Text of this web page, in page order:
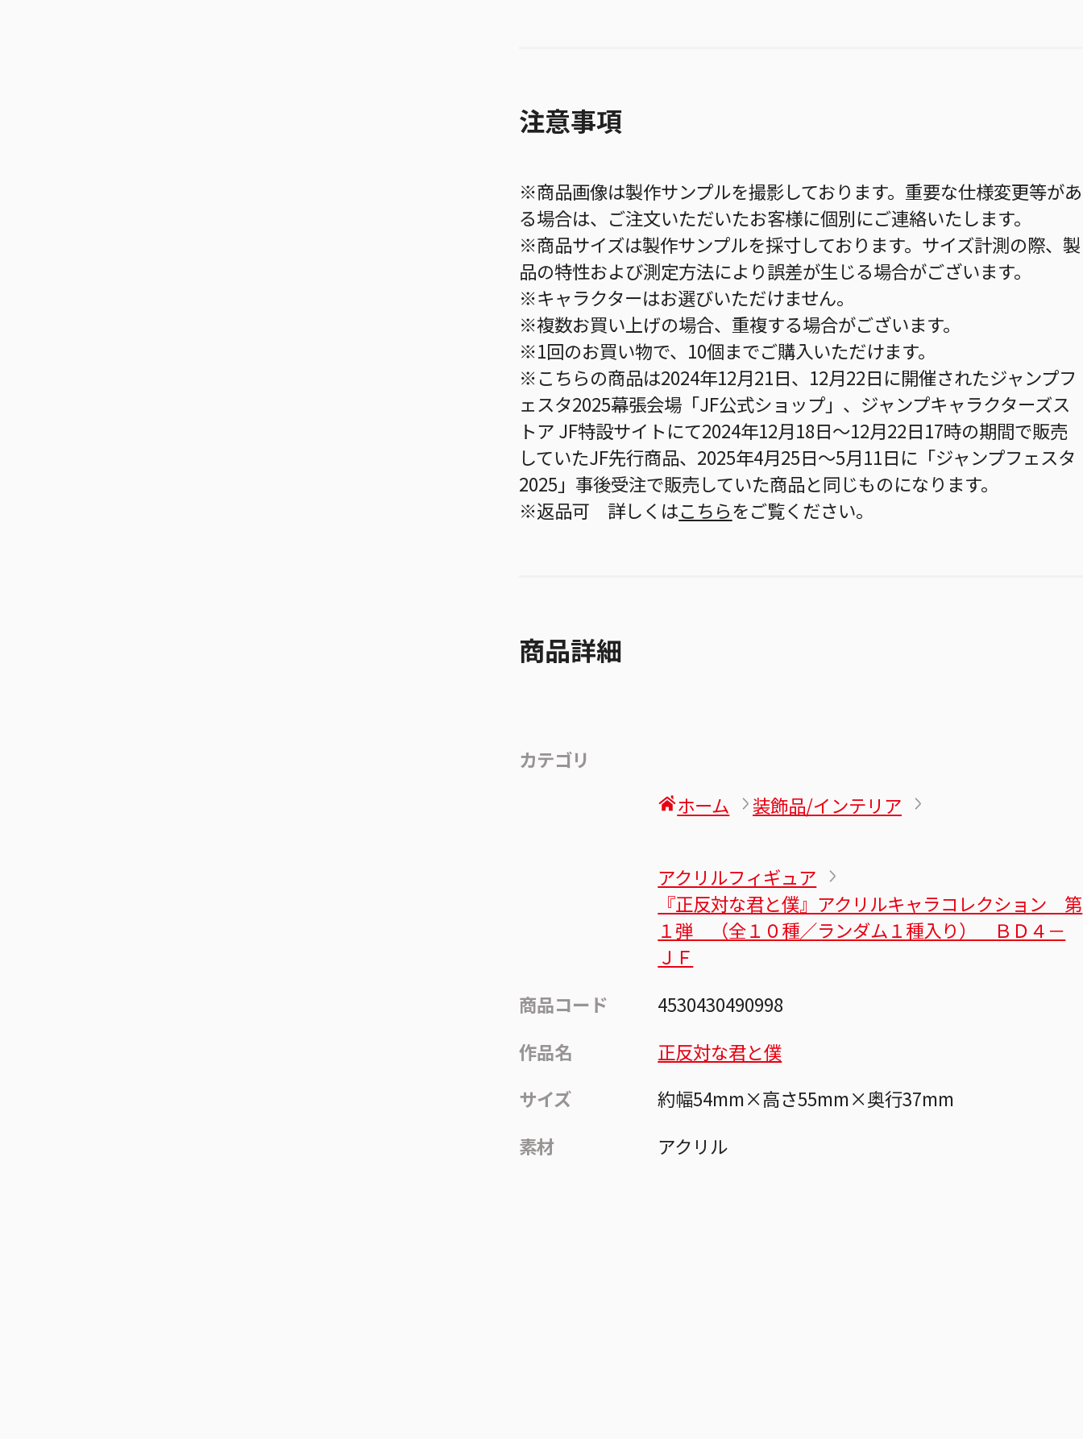
注意事項
※商品画像は製作サンプルを撮影しております。重要な仕様変更等があ
る場合は、ご注文いただいたお客様に個別にご連絡いたします。
※商品サイズは製作サンプルを採寸しております。サイズ計測の際、製
品の特性および測定方法により誤差が生じる場合がございます。
※キャラクターはお選びいただけません。
※複数お買い上げの場合、重複する場合がございます。
※1回のお買い物で、10個までご購入いただけます。
※こちらの商品は2024年12月21日、12月22日に開催されたジャンプフ
ェスタ2025幕張会場「JF公式ショップ」、ジャンプキャラクターズス
トア JF特設サイトにて2024年12月18日～12月22日17時の期間で販売
していたJF先行商品、2025年4月25日～5月11日に「ジャンプフェスタ
2025」事後受注で販売していた商品と同じものになります。
※返品可 詳しくはこちらをご覧ください。
商品詳細
カテゴリ
ホーム
装飾品/インテリア
アクリルフィギュア
『正反対な君と僕』アクリルキャラコレクション 第
１弾 （全１０種／ランダム１種入り） ＢＤ４－
ＪＦ
商品コード
4530430490998
作品名
正反対な君と僕
サイズ
約幅54mm×高さ55mm×奥行37mm
素材
アクリル